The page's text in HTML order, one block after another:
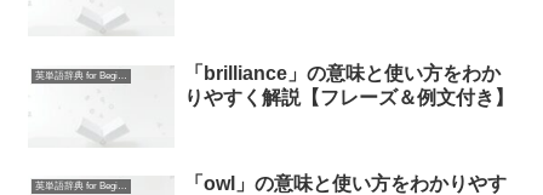
英単語辞典 for Beginners
「brilliance」の意味と使い方をわか
りやすく解説【フレーズ＆例文付き】
英単語辞典 for Beginners
「owl」の意味と使い方をわかりやす